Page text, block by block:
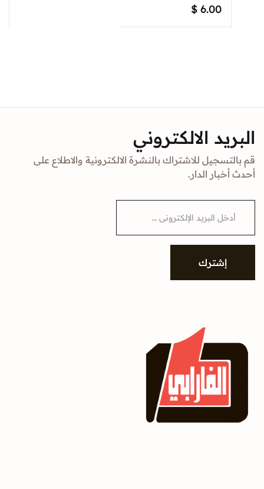
$ 6.00
البريد الالكتروني
قم بالتسجيل للاشتراك بالنشرة الالكترونية والاطلاع على
أحدث أخبار الدار.
i
إشترك